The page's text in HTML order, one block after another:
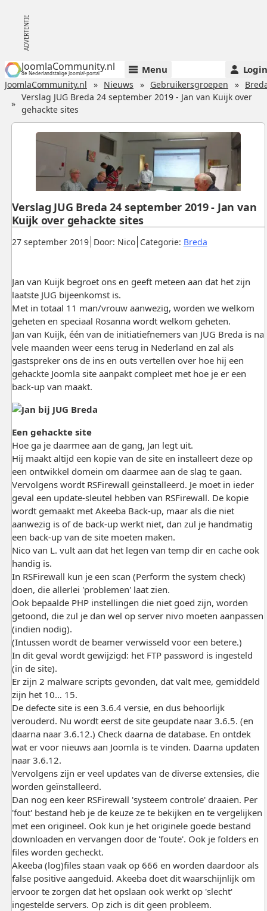
JoomlaCommunity.nl
de Nederlandstalige Joomla!-portal Menu Login
JoomlaCommunity.nl Nieuws Gebruikersgroepen
Verslag JUG Breda 24 september 2019 - Jan van Kuijk over
gehackte sites
Gepubliceerd:
27 september 2019. Door: Nico. Categorie: Breda.
Verslag JUG Breda 24 september 2019 - Jan van
Kuijk over gehackte sites
Jan van Kuijk begroet ons en geeft meteen aan dat het zijn
laatste JUG bijeenkomst is.
Met in totaal 11 man/vrouw aanwezig, worden we welkom
geheten en speciaal Rosanna wordt welkom geheten.
Jan van Kuijk, één van de initiatiefnemers van JUG Breda is na
vele maanden weer eens terug in Nederland en zal als
gastspreker ons de ins en outs vertellen over hoe hij een
gehackte Joomla site aanpakt compleet met hoe je er een
back-up van maakt.
Een gehackte site
Hoe ga je daarmee aan de gang, Jan legt uit.
Hij maakt altijd een kopie van de site en installeert deze op
een ontwikkel domein om daarmee aan de slag te gaan.
Vervolgens wordt RSFirewall geïnstalleerd. Je moet in ieder
geval een update-sleutel hebben van RSFirewall. De kopie
wordt gemaakt met Akeeba Back-up, maar als die niet
aanwezig is of de back-up werkt niet, dan zul je handmatig
een back-up van de site moeten maken.
Nico van L. vult aan dat het legen van temp dir en cache ook
handig is.
In RSFirewall kun je een scan (Perform the system check)
doen, die allerlei 'problemen' laat zien.
Ook bepaalde PHP instellingen die niet goed zijn, worden
getoond, die zul je dan wel op server nivo moeten aanpassen
(indien nodig).
(Intussen wordt de beamer verwisseld voor een betere.)
In dit geval wordt gewijzigd: het FTP password is ingesteld
(in de site).
Er zijn 2 malware scripts gevonden, dat valt mee, gemiddeld
zijn het 10… 15.
De defecte site is een 3.6.4 versie, en dus behoorlijk
verouderd. Nu wordt eerst de site geupdate naar 3.6.5. (en
daarna naar 3.6.12.) Check daarna de database. En ontdek
wat er voor nieuws aan Joomla is te vinden. Daarna updaten
naar 3.6.12.
Vervolgens zijn er veel updates van de diverse extensies, die
worden geïnstalleerd.
Dan nog een keer RSFirewall 'systeem controle' draaien. Per
'fout' bestand heb je de keuze ze te bekijken en te vergelijken
met een origineel. Ook kun je het originele goede bestand
downloaden en vervangen door de 'foute'. Ook je folders en
files worden gecheckt.
Akeeba (log)files staan vaak op 666 en worden daardoor als
false positive aangeduid. Akeeba doet dit waarschijnlijk om
ervoor te zorgen dat het opslaan ook werkt op 'slecht'
ingestelde servers. Op zich is dit geen probleem.